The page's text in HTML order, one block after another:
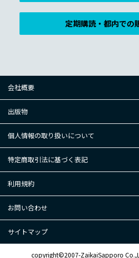
定期購読・都内での
会社概要
出版物
個人情報の取り扱いについて
特定商取引法に基づく表記
利用規約
お問い合わせ
サイトマップ
copyright©2007-ZaikaiSapporo